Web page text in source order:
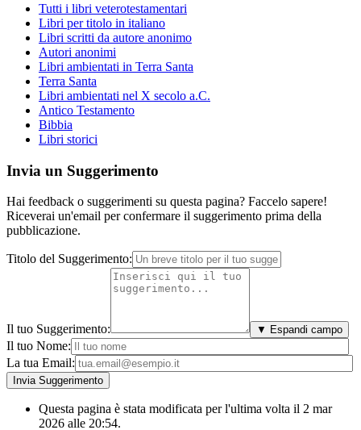
Tutti i libri veterotestamentari
Libri per titolo in italiano
Libri scritti da autore anonimo
Autori anonimi
Libri ambientati in Terra Santa
Terra Santa
Libri ambientati nel X secolo a.C.
Antico Testamento
Bibbia
Libri storici
Invia un Suggerimento
Hai feedback o suggerimenti su questa pagina? Faccelo sapere!
Riceverai un'email per confermare il suggerimento prima della
pubblicazione.
Titolo del Suggerimento:
Il tuo Suggerimento: ▼ Espandi campo
Il tuo Nome:
La tua Email:
Questa pagina è stata modificata per l'ultima volta il 2 mar
2026 alle 20:54.